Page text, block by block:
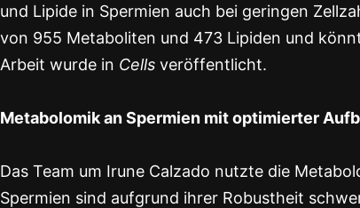
und Lipide in Spermien auch bei geringen
von 955 Metaboliten und 473 Lipiden und
Arbeit wurde in Cells veröffentlicht.
Metabolomik an Spermien mit optimierter
Das Team um Irune Calzado nutzte die
Spermien sind aufgrund ihrer Robustheit